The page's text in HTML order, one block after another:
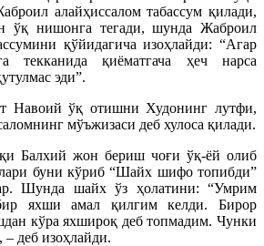
алайҳиссалом табассум қилади,
ўқ нишонга тегади, шунда Жаброил
қўйидагича изоҳлайди: “Агар
текканида қиёматгача ҳеч нарса
эди”.
Навоий ўқ отишни Худонинг лутфи,
мўъжизаси деб хулоса қилади.
Балхий жон бериш чоғи ўқ-ёй олиб
буни кўриб “Шайх шифо топибди”
Шунда шайх ўз ҳолатини: “Умрим
яхши амал қилгим келди. Бирор
кўра яхшироқ деб топмадим. Чунки
– деб изоҳлайди.